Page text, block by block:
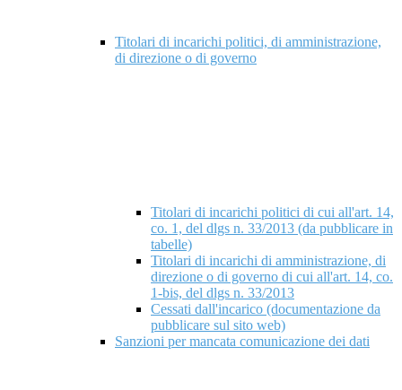
Titolari di incarichi politici, di amministrazione,
di direzione o di governo
Titolari di incarichi politici di cui all'art. 14,
co. 1, del dlgs n. 33/2013 (da pubblicare in
tabelle)
Titolari di incarichi di amministrazione, di
direzione o di governo di cui all'art. 14, co.
1-bis, del dlgs n. 33/2013
Cessati dall'incarico (documentazione da
pubblicare sul sito web)
Sanzioni per mancata comunicazione dei dati